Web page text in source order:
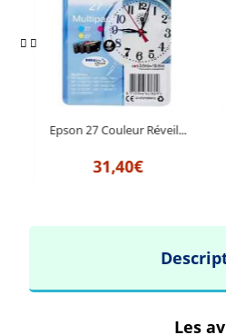
Epson 27 Couleur Réveil...
31,40€
Les